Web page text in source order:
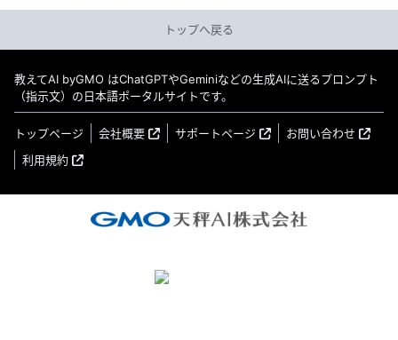
トップへ戻る
教えてAI byGMO はChatGPTやGeminiなどの生成AIに送るプロンプト
（指示文）の日本語ポータルサイトです。
トップページ 会社概要 サポートページ
お問い合わせ
利用規約